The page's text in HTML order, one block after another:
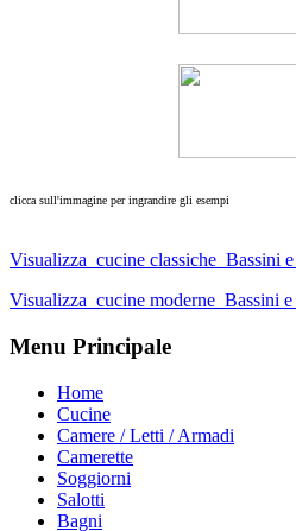
clicca sull'immagine per ingrandire gli esempi
Visualizza cucine classiche Bassini
Visualizza cucine moderne Bassini
Menu Principale
Home
Cucine
Camere / Letti / Armadi
Camerette
Soggiorni
Salotti
Bagni